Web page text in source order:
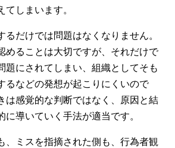
てしまいます。
るだけでは問題はなくなりません。
めることは大切ですが、それだけで
題にされてしまい、組織としてそも
るなどの発想が起こりにくいので
は感覚的な判断ではなく、原因と結
に導いていく手法が適当です。
、ミスを指摘された側も、行為者観